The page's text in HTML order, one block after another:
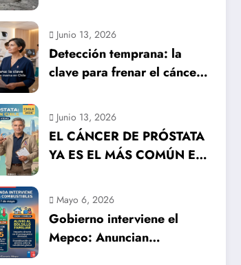
histórico
Junio 13, 2026
Detección temprana: la
clave para frenar el cáncer
Junio 13, 2026
EL CÁNCER DE PRÓSTATA
YA ES EL MÁS COMÚN EN
DETECCIÓN TEMPRANA
SALVA VIDAS
Mayo 6, 2026
Gobierno interviene el
Mepco: Anuncian